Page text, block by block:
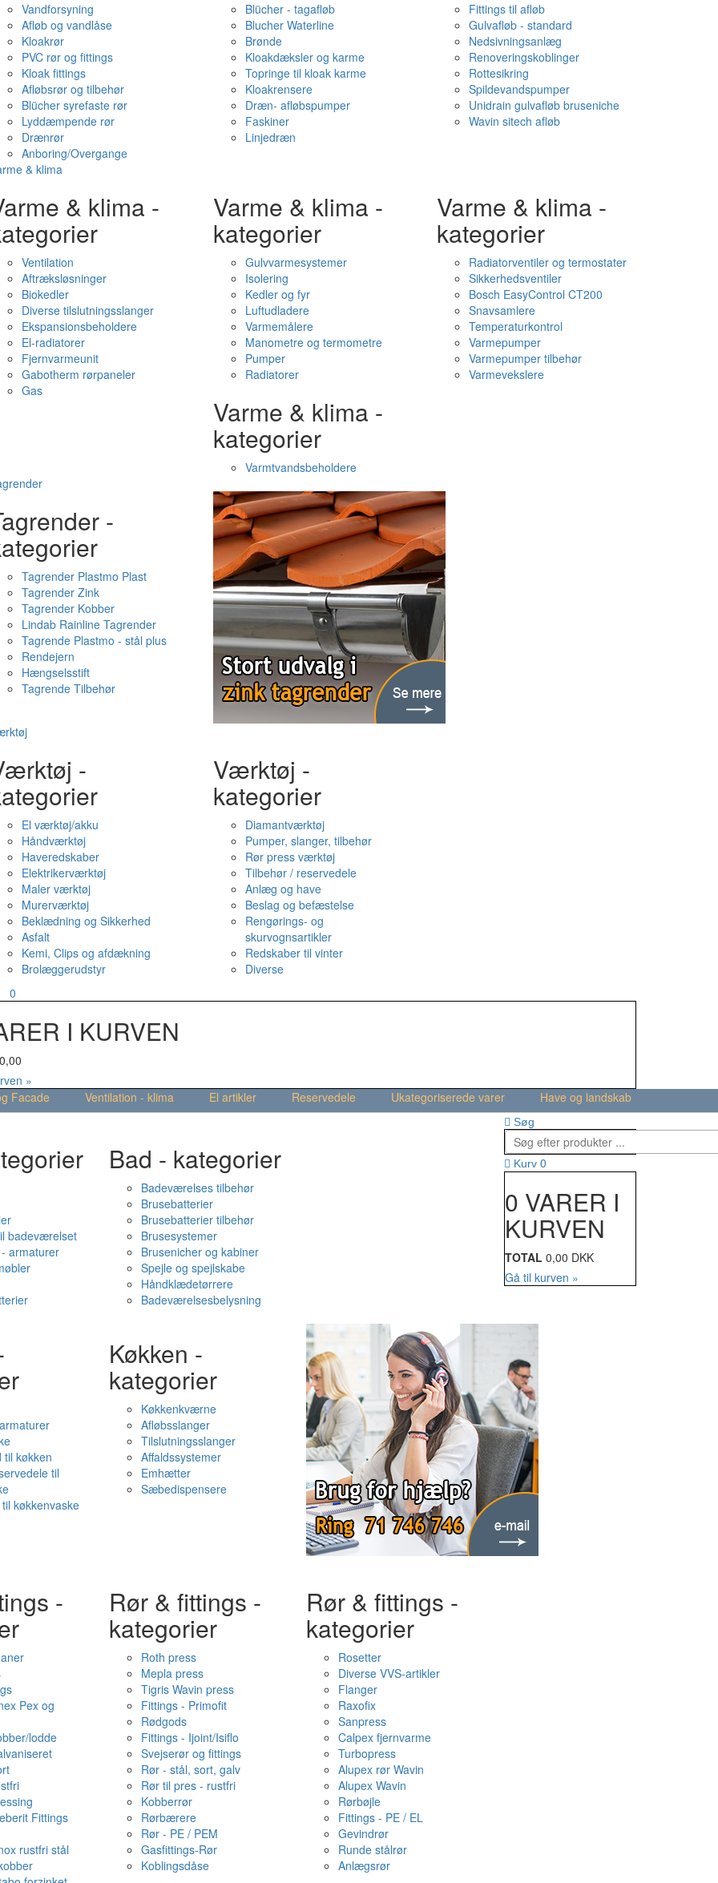
Vandforsyning
Afløb og vandlåse
Kloakrør
PVC rør og fittings
Kloak fittings
Afløbsrør og tilbehør
Blücher syrefaste rør
Lyddæmpende rør
Drænrør
Anboring/Overgange
Blücher - tagafløb
Blucher Waterline
Brønde
Kloakdæksler og karme
Topringe til kloak karme
Kloakrensere
Dræn- afløbspumper
Faskiner
Linjedræn
Fittings til afløb
Gulvafløb - standard
Nedsivningsanlæg
Renoveringskoblinger
Rottesikring
Spildevandspumper
Unidrain gulvafløb bruseniche
Wavin sitech afløb
& klima
& klima -
Ventilation
Aftræksløsninger
Biokedler
Diverse tilslutningsslanger
Ekspansionsbeholdere
El-radiatorer
Fjernvarmeunit
Gabotherm rørpaneler
Gas
Varme & klima -
kategorier
Gulvvarmesystemer
Isolering
Kedler og fyr
Luftudladere
Varmemålere
Manometre og termometre
Pumper
Radiatorer
Varme & klima -
kategorier
Radiatorventiler og termostater
Sikkerhedsventiler
Bosch EasyControl CT200
Snavsamlere
Temperaturkontrol
Varmepumper
Varmepumper tilbehør
Varmevekslere
Varme & klima -
kategorier
Varmtvandsbeholdere
-
Tagrender Plastmo Plast
Tagrender Zink
Tagrender Kobber
Lindab Rainline Tagrender
Tagrende Plastmo - stål plus
Rendejern
Hængselsstift
Tagrende Tilbehør
-
El værktøj/akku
Håndværktøj
Haveredskaber
Elektrikerværktøj
Maler værktøj
Murerværktøj
Beklædning og Sikkerhed
Asfalt
Kemi, Clips og afdækning
Brolæggerudstyr
Værktøj -
kategorier
Diamantværktøj
Pumper, slanger, tilbehør
Rør press værktøj
Tilbehør / reservedele
Anlæg og have
Beslag og befæstelse
Rengørings- og
skurvognsartikler
Redskaber til vinter
Diverse
0
I KURVEN
»
Facade
Ventilation - klima El artikler Reservedele Ukategoriserede varer Have og landskab
badeværelset
armaturer
Bad - kategorier
Badeværelses tilbehør
Brusebatterier
Brusebatterier tilbehør
Brusesystemer
Brusenicher og kabiner
Spejle og spejlskabe
Håndklædetørrere
Badeværelsesbelysning
til køkken
til
køkkenvaske
Køkken -
kategorier
Køkkenkværne
Afløbsslanger
Tilslutningsslanger
Affaldssystemer
Emhætter
Sæbedispensere
-
Pex og
lodde
Fittings
rustfri stål
Rør & fittings -
kategorier
Roth press
Mepla press
Tigris Wavin press
Fittings - Primofit
Rødgods
Fittings - Ijoint/Isiflo
Svejserør og fittings
Rør - stål, sort, galv
Rør til pres - rustfri
Kobberrør
Rørbærere
Rør - PE / PEM
Gasfittings-Rør
Koblingsdåse
Rør & fittings -
kategorier
Rosetter
Diverse VVS-artikler
Flanger
Raxofix
Sanpress
Calpex fjernvarme
Turbopress
Alupex rør Wavin
Alupex Wavin
Rørbøjle
Fittings - PE / EL
Gevindrør
Runde stålrør
Anlægsrør
Søg
Kurv 0
0 VARER I
KURVEN
TOTAL 0,00 DKK
Gå til kurven »